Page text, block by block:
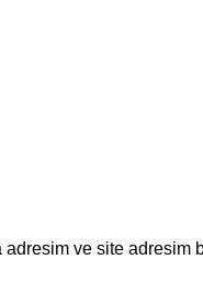
ve site adresim